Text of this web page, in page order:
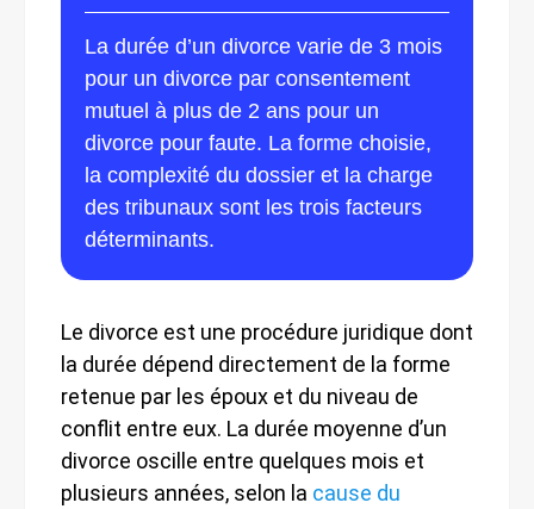
La durée d’un divorce varie de 3 mois
pour un divorce par consentement
mutuel à plus de 2 ans pour un
divorce pour faute. La forme choisie,
la complexité du dossier et la charge
des tribunaux sont les trois facteurs
déterminants.
Le divorce est une procédure juridique dont
la durée dépend directement de la forme
retenue par les époux et du niveau de
conflit entre eux. La durée moyenne d’un
divorce oscille entre quelques mois et
plusieurs années, selon la cause du